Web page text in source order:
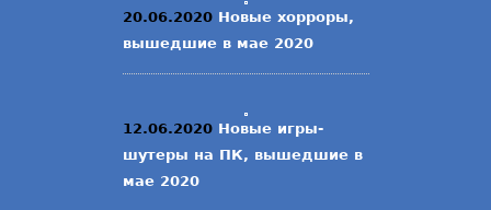
20.06.2020 Новые хорроры,
вышедшие в мае 2020
12.06.2020 Новые игры-
шутеры на ПК, вышедшие в
мае 2020